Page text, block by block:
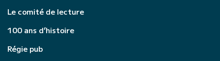
Le comité de lecture
100 ans d’histoire
Régie pub